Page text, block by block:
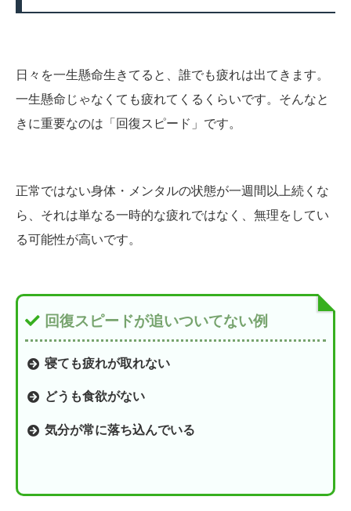
日々を一生懸命生きてると、誰でも疲れは出てきます。
一生懸命じゃなくても疲れてくるくらいです。そんなと
きに重要なのは「回復スピード」です。
正常ではない身体・メンタルの状態が一週間以上続くな
ら、それは単なる一時的な疲れではなく、無理をしてい
る可能性が高いです。
回復スピードが追いついてない例
寝ても疲れが取れない
どうも食欲がない
気分が常に落ち込んでいる